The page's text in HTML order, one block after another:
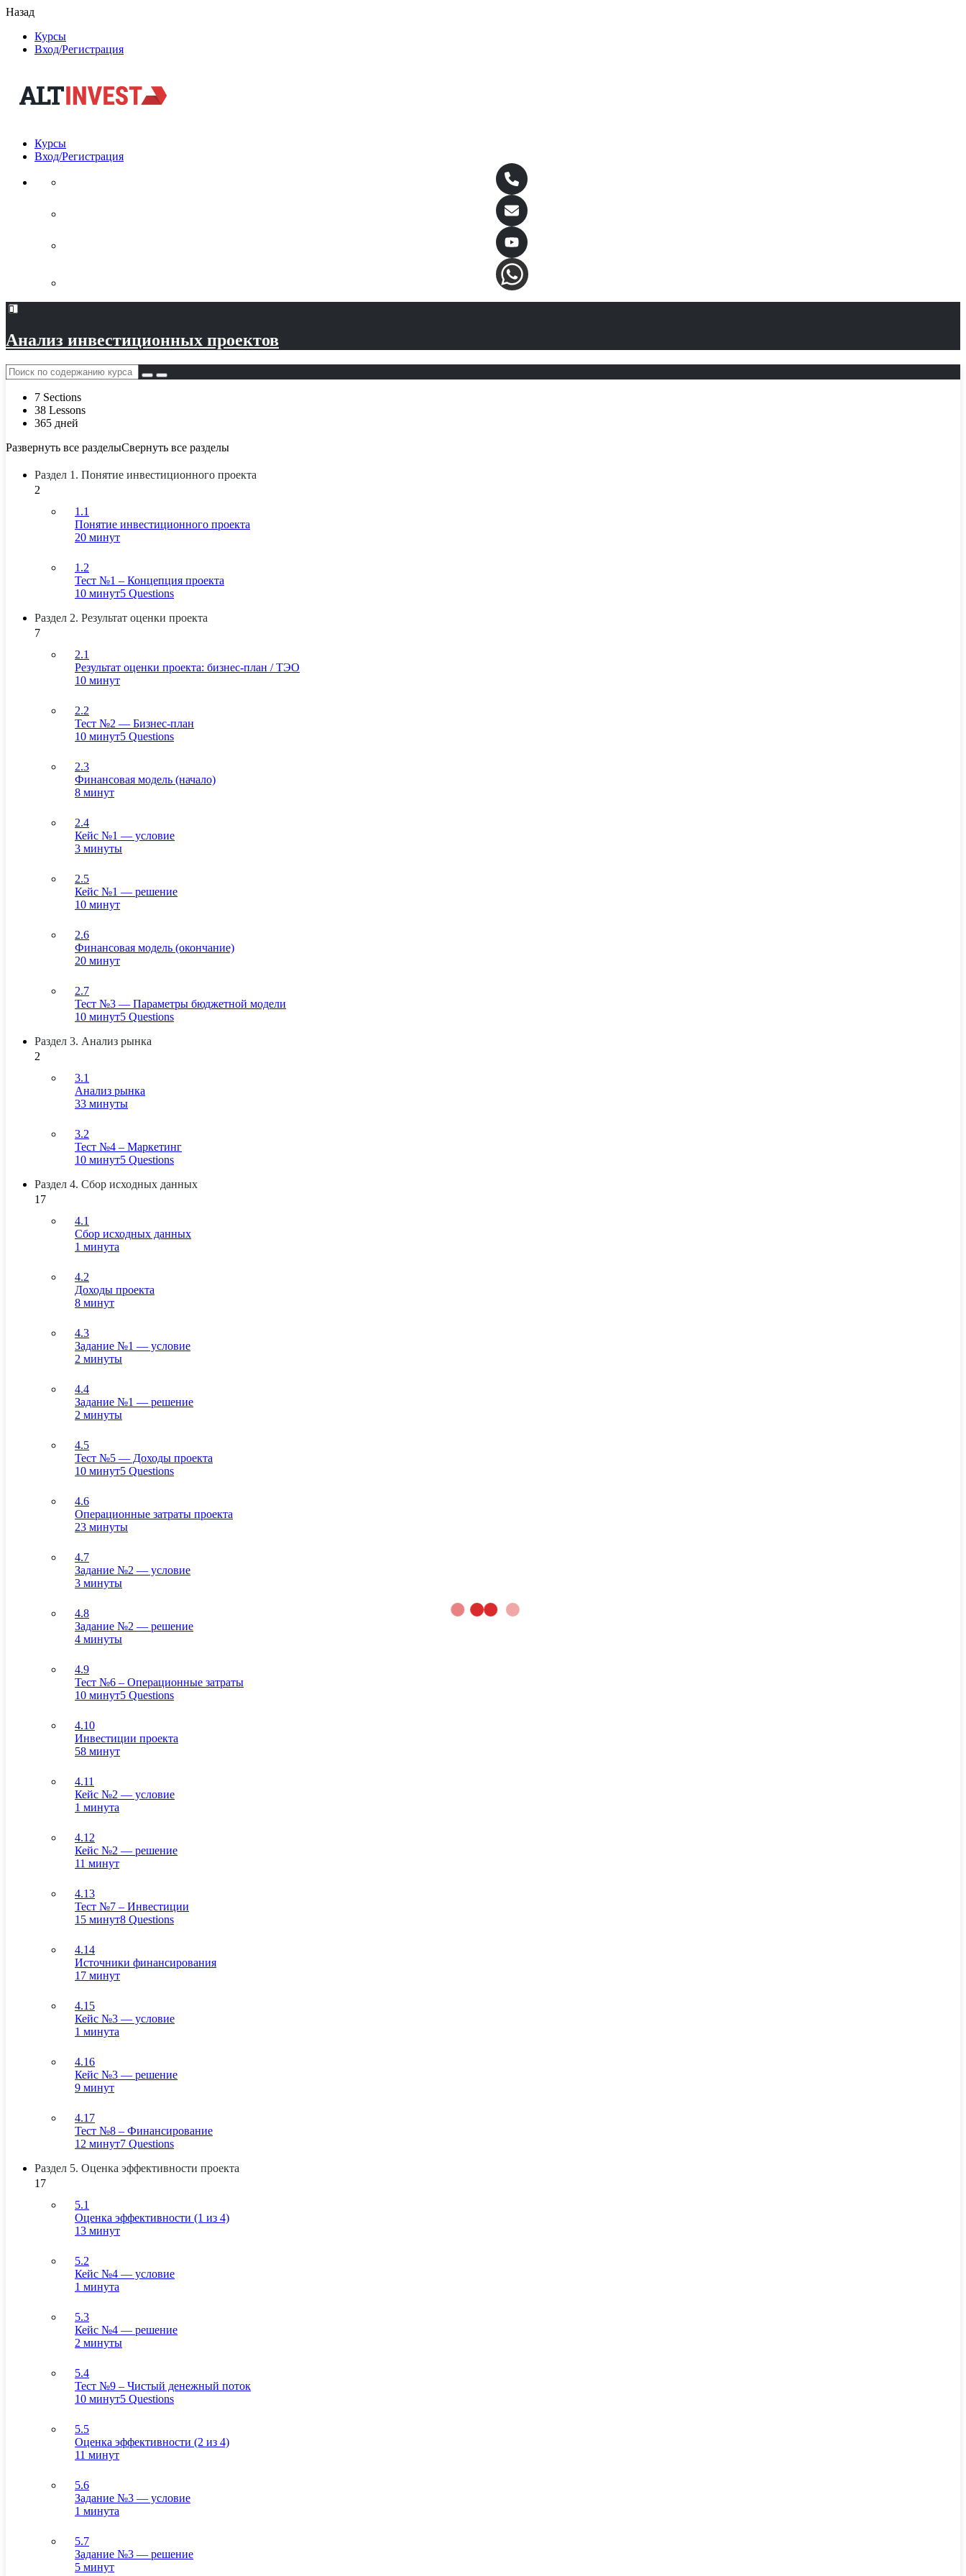
Назад
Курсы
Вход/Регистрация
Курсы
Вход/Регистрация
Анализ инвестиционных проектов
7 Sections
38 Lessons
365 дней
Развернуть все разделыСвернуть все разделы
Раздел 1. Понятие инвестиционного проекта
2
1.1
Понятие инвестиционного проекта
20 минут
1.2
Тест №1 – Концепция проекта
10 минут5 Questions
Раздел 2. Результат оценки проекта
7
2.1
Результат оценки проекта: бизнес-план / ТЭО
10 минут
2.2
Тест №2 — Бизнес-план
10 минут5 Questions
2.3
Финансовая модель (начало)
8 минут
2.4
Кейс №1 — условие
3 минуты
2.5
Кейс №1 — решение
10 минут
2.6
Финансовая модель (окончание)
20 минут
2.7
Тест №3 — Параметры бюджетной модели
10 минут5 Questions
Раздел 3. Анализ рынка
2
3.1
Анализ рынка
33 минуты
3.2
Тест №4 – Маркетинг
10 минут5 Questions
Раздел 4. Сбор исходных данных
17
4.1
Сбор исходных данных
1 минута
4.2
Доходы проекта
8 минут
4.3
Задание №1 — условие
2 минуты
4.4
Задание №1 — решение
2 минуты
4.5
Тест №5 — Доходы проекта
10 минут5 Questions
4.6
Операционные затраты проекта
23 минуты
4.7
Задание №2 — условие
3 минуты
4.8
Задание №2 — решение
4 минуты
4.9
Тест №6 – Операционные затраты
10 минут5 Questions
4.10
Инвестиции проекта
58 минут
4.11
Кейс №2 — условие
1 минута
4.12
Кейс №2 — решение
11 минут
4.13
Тест №7 – Инвестиции
15 минут8 Questions
4.14
Источники финансирования
17 минут
4.15
Кейс №3 — условие
1 минута
4.16
Кейс №3 — решение
9 минут
4.17
Тест №8 – Финансирование
12 минут7 Questions
Раздел 5. Оценка эффективности проекта
17
5.1
Оценка эффективности (1 из 4)
13 минут
5.2
Кейс №4 — условие
1 минута
5.3
Кейс №4 — решение
2 минуты
5.4
Тест №9 – Чистый денежный поток
10 минут5 Questions
5.5
Оценка эффективности (2 из 4)
11 минут
5.6
Задание №3 — условие
1 минута
5.7
Задание №3 — решение
5 минут